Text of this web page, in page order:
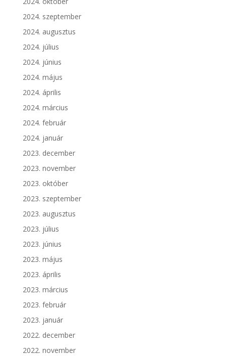
2024. szeptember
2024. augusztus
2024. július
2024. június
2024. május
2024. április
2024. március
2024. február
2024. január
2023. december
2023. november
2023. október
2023. szeptember
2023. augusztus
2023. július
2023. június
2023. május
2023. április
2023. március
2023. február
2023. január
2022. december
2022. november